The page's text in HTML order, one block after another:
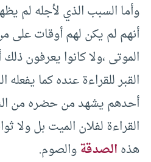
وأما السبب الذي لأجله لم
أنهم لم يكن لهم أوقات على
الموتى ،ولا كانوا يعرفون
القبر للقراءة عنده كما يفعله
أحدهم يشهد من حضره من
القراءة لفلان الميت بل ولا
هذهالصدقةوالصوم.